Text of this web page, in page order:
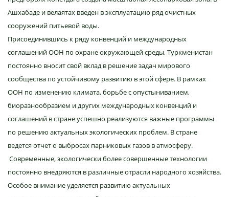
Ашхабаде и велаятах введен в эксплуатацию ряд очистных
сооружений питьевой воды.
Присоединившись к ряду конвенций и международных
соглашений ООН по охране окружающей среды, Туркменистан
постоянно вносит свой вклад в решение задач мирового
сообщества по устойчивому развитию в этой сфере. В рамках
ООН по изменению климата, борьбе с опустыниванием,
биоразнообразием и других международных конвенций и
соглашений в стране успешно реализуются важные программы
по решению актуальных экологических проблем. В стране
ведется отчет о выбросах парниковых газов в атмосферу.
Современные, экологически более совершенные технологии
постоянно внедряются в различные отрасли народного хозяйства.
Особое внимание уделяется развитию актуальных